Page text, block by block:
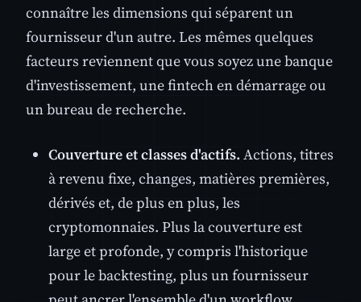
connaître les dimensions qui séparent un
fournisseur d'un autre. Les mêmes quelques
facteurs reviennent que vous soyez une banque
d'investissement, une fintech en démarrage ou
un bureau de recherche.
Couverture et classes d'actifs. Actions, titres
à revenu fixe, changes, matières premières,
dérivés et, de plus en plus, les
cryptomonnaies. Plus la couverture est
large et profonde, y compris l'historique
pour le backtesting, plus un fournisseur